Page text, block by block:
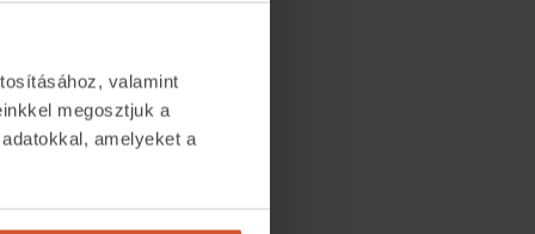
valamint
megosztjuk a
amelyeket a